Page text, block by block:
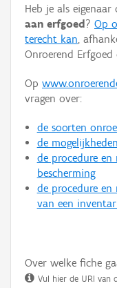
Hergebruik
Aanmelden
Heb je als eigenaar
aan erfgoed ? Op
terecht kan,
Onroerend
Op
vragen over:
de soorten
de
de procedure en
bescherming
de procedure en
van een
Over welke fiche
Vul hier de URI van